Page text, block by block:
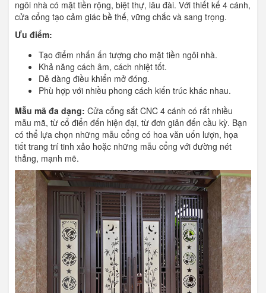
ngôi nhà có mặt tiền rộng, biệt thự, lâu đài. Với thiết kế 4 cánh,
cửa cổng tạo cảm giác bề thế, vững chắc và sang trọng.
Ưu điểm:
Tạo điểm nhấn ấn tượng cho mặt tiền ngôi nhà.
Khả năng cách âm, cách nhiệt tốt.
Dễ dàng điều khiển mở đóng.
Phù hợp với nhiều phong cách kiến trúc khác nhau.
Mẫu mã đa dạng: Cửa cổng sắt CNC 4 cánh có rất nhiều
mẫu mã, từ cổ điển đến hiện đại, từ đơn giản đến cầu kỳ. Bạn
có thể lựa chọn những mẫu cổng có hoa văn uốn lượn, họa
tiết trang trí tinh xảo hoặc những mẫu cổng với đường nét
thẳng, mạnh mẽ.